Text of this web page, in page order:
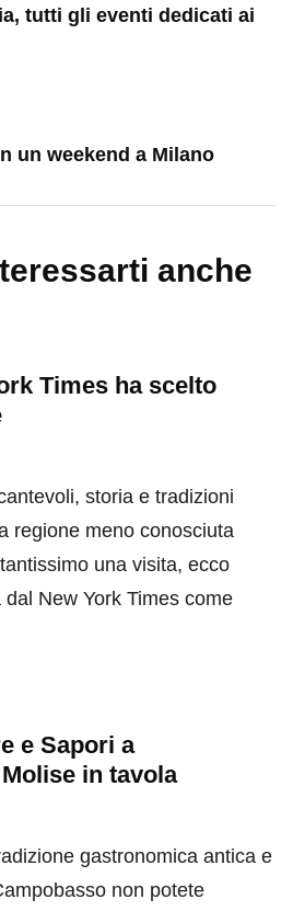
tutti gli eventi dedicati ai
un weekend a Milano
anche
Times ha scelto
storia e tradizioni
regione meno conosciuta
una visita, ecco
New York Times come
e Sapori a
in tavola
gastronomica antica e
non potete